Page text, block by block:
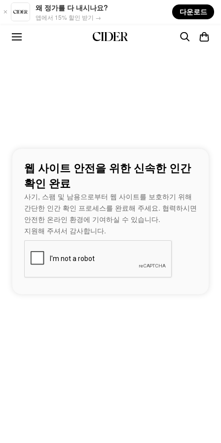
Skip to main content
왜 정가를 다 내시나요?
앱에서 15% 할인 받기 →
다운로드
웹 사이트 안전을 위한 신속한 인간
확인 완료
사기, 스팸 및 남용으로부터 웹 사이트를 보호하기 위해
간단한 인간 확인 프로세스를 완료해 주세요. 협력하시면
안전한 온라인 환경에 기여하실 수 있습니다.
지원해 주셔서 감사합니다.